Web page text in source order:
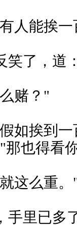
人能挨一
了，道
赌？"
如挨到一
那也得看
这么重。
里已多